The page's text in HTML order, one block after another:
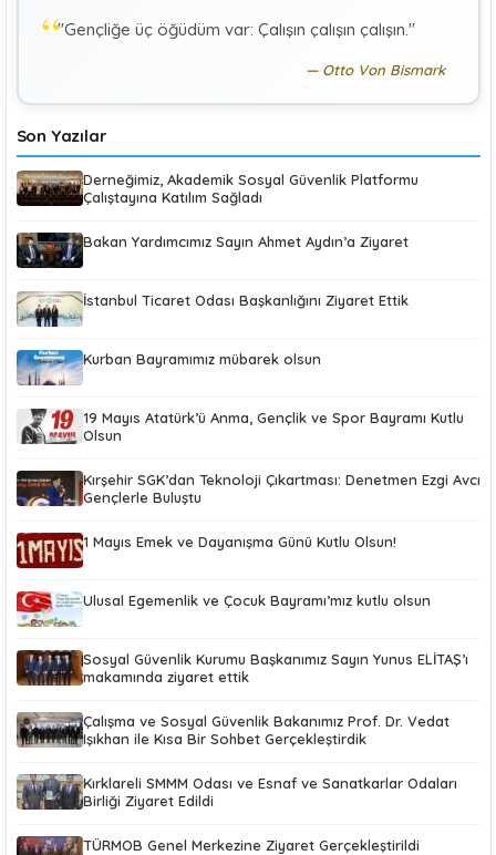
KÜBRA KOÇ
Güvenlik Anlaşmaları :Türkiye (Makale)
"Gençliğe üç öğüdüm var: Çalışın çalışın çalışın."
Otto Von Bismark
Son Yazılar
Derneğimiz, Akademik Sosyal Güvenlik Platformu
Çalıştayına Katılım Sağladı
Bakan Yardımcımız Sayın Ahmet Aydın’a Ziyaret
İstanbul Ticaret Odası Başkanlığını Ziyaret Ettik
Kurban Bayramımız mübarek olsun
19 Mayıs Atatürk’ü Anma, Gençlik ve Spor Bayramı Kutlu
Olsun
Kırşehir SGK’dan Teknoloji Çıkartması: Denetmen Ezgi Avcı
Gençlerle Buluştu
1 Mayıs Emek ve Dayanışma Günü Kutlu Olsun!
Ulusal Egemenlik ve Çocuk Bayramı’mız kutlu olsun
Sosyal Güvenlik Kurumu Başkanımız Sayın Yunus ELİTAŞ’ı
makamında ziyaret ettik
Çalışma ve Sosyal Güvenlik Bakanımız Prof. Dr. Vedat
Işıkhan ile Kısa Bir Sohbet Gerçekleştirdik
Kırklareli SMMM Odası ve Esnaf ve Sanatkarlar Odaları
Birliği Ziyaret Edildi
TÜRMOB Genel Merkezine Ziyaret Gerçekleştirildi